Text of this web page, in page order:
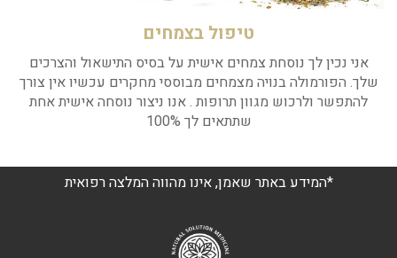
טיפול בצמחים
אני נכין לך נוסחת צמחים אישית על בסיס התישאול והצרכים
שלך. הפורמולה בנויה מצמחים מבוססי מחקרים עכשיו אין צורך
להתפשר ולרכוש מגוון תרופות . אנו ניצור נוסחה אישית אחת
שתתאים לך 100%
*המידע באתר שאמן, אינו מהווה המלצה רפואית